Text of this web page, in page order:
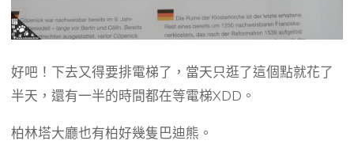
好吧！下去又得要排電梯了，當天只逛了這個點就花了
半天，還有一半的時間都在等電梯XDD。
柏林塔大廳也有柏好幾隻巴迪熊。